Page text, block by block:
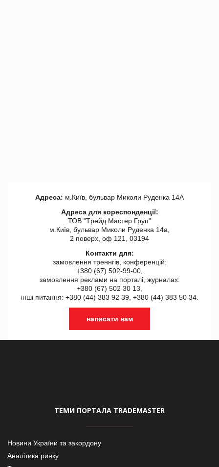
Адреса: м.Київ, бульвар Миколи Руденка 14А
Адреса для кореспонденції:
ТОВ "Tрейд Мастер Груп"
м.Київ, бульвар Миколи Руденка 14а,
2 поверх, оф 121, 03194
Контакти для:
замовлення треннгів, конференцій:
+380 (67) 502-99-00,
замовлення реклами на порталі, журналах:
+380 (67) 502 30 13,
інші питання: +380 (44) 383 92 39, +380 (44) 383 50 34.
написати нам
ТЕМИ ПОРТАЛА TRADEMASTER
Новини України та закордону
Аналітика ринку